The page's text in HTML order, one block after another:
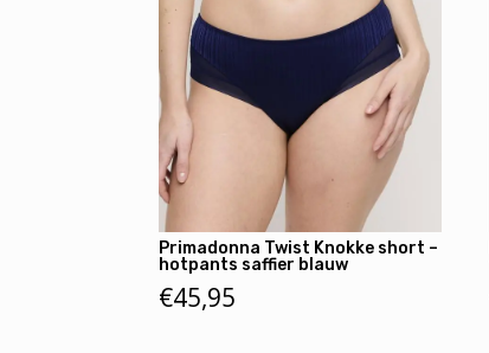
Primadonna Twist Knokke short –
hotpants saffier blauw
€45,95